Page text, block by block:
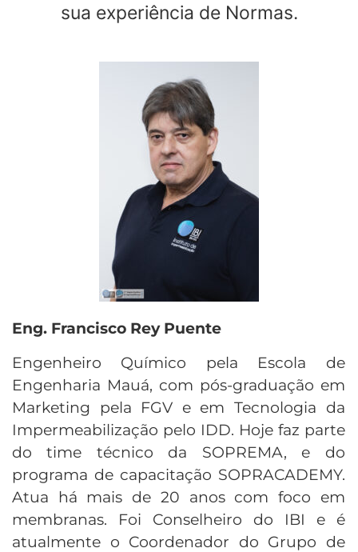
sua experiência de Normas.
Eng. Francisco Rey Puente
Engenheiro Químico pela Escola de
Engenharia Mauá, com pós-graduação em
Marketing pela FGV e em Tecnologia da
Impermeabilização pelo IDD. Hoje faz parte
do time técnico da SOPREMA, e do
programa de capacitação SOPRACADEMY.
Atua há mais de 20 anos com foco em
membranas. Foi Conselheiro do IBI e é
atualmente o Coordenador do Grupo de